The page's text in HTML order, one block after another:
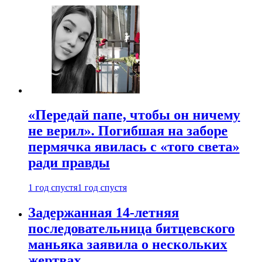
«Передай папе, чтобы он ничему
не верил». Погибшая на заборе
пермячка явилась с «того света»
ради правды
1 год спустя1 год спустя
Задержанная 14-летняя
последовательница битцевского
маньяка заявила о нескольких